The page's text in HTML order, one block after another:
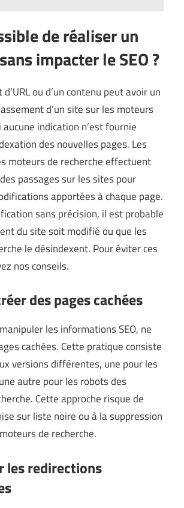
de réaliser un
impacter le SEO ?
ou d’un contenu peut avoir un
d’un site sur les moteurs
indication n’est fournie
des nouvelles pages. Les
moteurs de recherche effectuent
passages sur les sites pour
apportées à chaque page.
sans précision, il est probable
du site soit modifié ou que les
le désindexent. Pour éviter ces
nos conseils.
des pages cachées
les informations SEO, ne
cachées. Cette pratique consiste
versions différentes, une pour les
autre pour les robots des
Cette approche risque de
sur liste noire ou à la suppression
de recherche.
les redirections